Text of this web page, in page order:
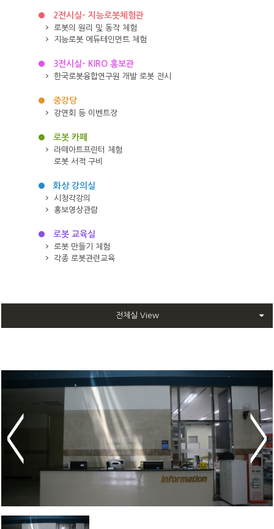
2전시실- 지능로봇체험관
로봇의 원리 및 동작 체험
지능로봇 에듀테인먼트 체험
3전시실- KIRO 홍보관
한국로봇융합연구원 개발 로봇 전시
중강당
강연회 등 이벤트장
로봇 카페
라떼아트프린터 체험
로봇 서적 구비
화상 강의실
시청각강의
홍보영상관람
로봇 교육실
로봇 만들기 체험
각종 로봇관련교육
전체실 View